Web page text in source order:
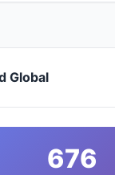
Global
676